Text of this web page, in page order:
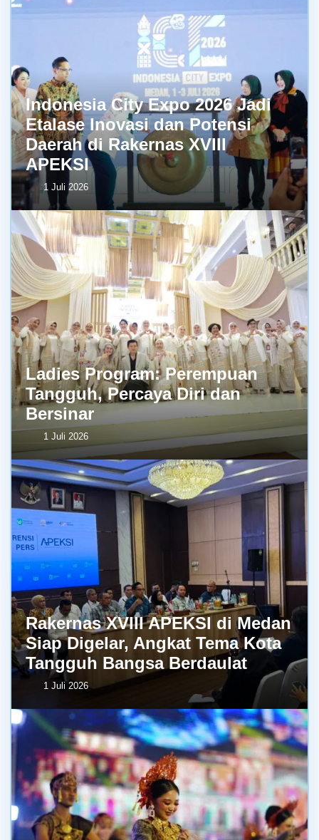
Indonesia City Expo 2026 Jadi
Etalase Inovasi dan Potensi
Daerah di Rakernas XVIII
APEKSI
1 Juli 2026
Ladies Program: Perempuan
Tangguh, Percaya Diri dan
Bersinar
1 Juli 2026
Rakernas XVIII APEKSI di Medan
Siap Digelar, Angkat Tema Kota
Tangguh Bangsa Berdaulat
1 Juli 2026